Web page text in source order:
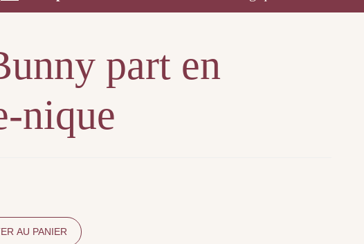
part en
nique
AU PANIER